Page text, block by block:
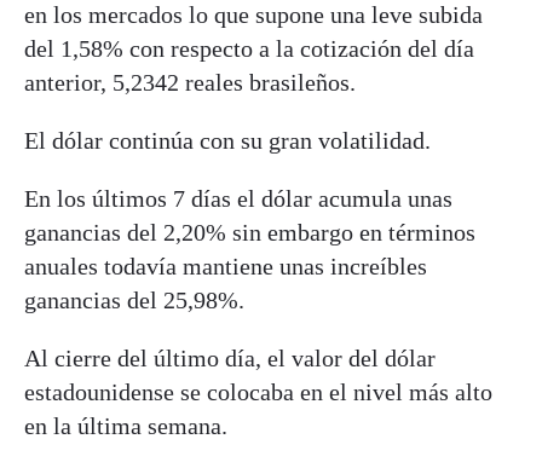
en los mercados lo que supone una leve subida
del 1,58% con respecto a la cotización del día
anterior, 5,2342 reales brasileños.
El dólar continúa con su gran volatilidad.
En los últimos 7 días el dólar acumula unas
ganancias del 2,20% sin embargo en términos
anuales todavía mantiene unas increíbles
ganancias del 25,98%.
Al cierre del último día, el valor del dólar
estadounidense se colocaba en el nivel más alto
en la última semana.